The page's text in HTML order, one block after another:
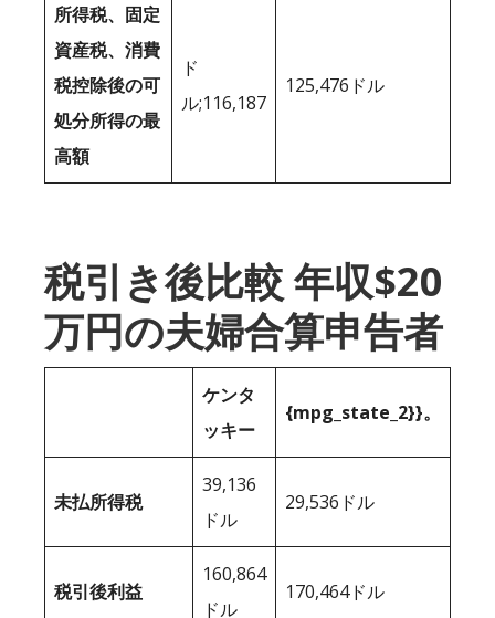
所得税、固定
資産税、消費
税控除後の可
処分所得の最
高額
ド
ル;116,187
125,476ドル
税引き後比較 年収$20
万円の夫婦合算申告者
ケンタ
ッキー
{mpg_state_2}}。
未払所得税
39,136
ドル
29,536ドル
税引後利益
160,864
ドル
170,464ドル